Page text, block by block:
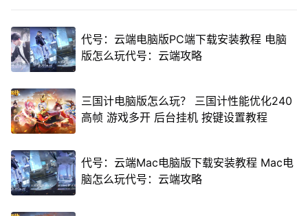
代号：云端电脑版PC端下载安装教程 电脑
版怎么玩代号：云端攻略
三国计电脑版怎么玩？ 三国计性能优化240
高帧 游戏多开 后台挂机 按键设置教程
代号：云端Mac电脑版下载安装教程 Mac电
脑怎么玩代号：云端攻略